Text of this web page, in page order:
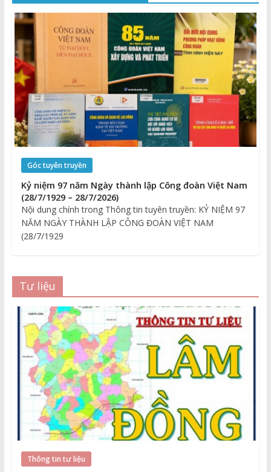
Góc tuyên truyền
Kỷ niệm 97 năm Ngày thành lập Công đoàn Việt Nam
(28/7/1929 – 28/7/2026)
Nội dung chính trong Thông tin tuyên truyền: KỶ NIỆM 97
NĂM NGÀY THÀNH LẬP CÔNG ĐOÀN VIỆT NAM
(28/7/1929
Tư liệu
Thông tin tư liệu